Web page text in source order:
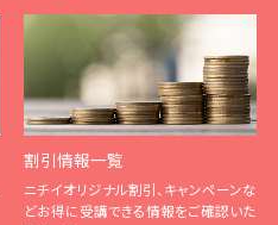
割引情報一覧
ニチイオリジナル割引、キャンペーンな
どお得に受講できる情報をご確認いた